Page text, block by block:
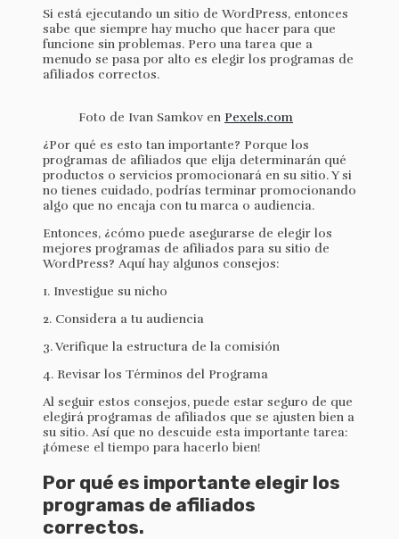
Si está ejecutando un sitio de WordPress, entonces
sabe que siempre hay mucho que hacer para que
funcione sin problemas. Pero una tarea que a
menudo se pasa por alto es elegir los programas de
afiliados correctos.
Foto de Ivan Samkov en Pexels.com
¿Por qué es esto tan importante? Porque los
programas de afiliados que elija determinarán qué
productos o servicios promocionará en su sitio. Y si
no tienes cuidado, podrías terminar promocionando
algo que no encaja con tu marca o audiencia.
Entonces, ¿cómo puede asegurarse de elegir los
mejores programas de afiliados para su sitio de
WordPress? Aquí hay algunos consejos:
1. Investigue su nicho
2. Considera a tu audiencia
3. Verifique la estructura de la comisión
4. Revisar los Términos del Programa
Al seguir estos consejos, puede estar seguro de que
elegirá programas de afiliados que se ajusten bien a
su sitio. Así que no descuide esta importante tarea:
¡tómese el tiempo para hacerlo bien!
Por qué es importante elegir los
programas de afiliados
correctos.